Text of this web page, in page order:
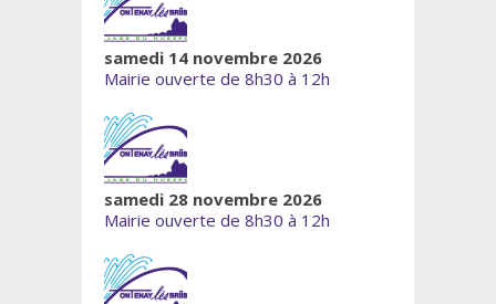
samedi 14 novembre 2026
Mairie ouverte de 8h30 à 12h
samedi 28 novembre 2026
Mairie ouverte de 8h30 à 12h